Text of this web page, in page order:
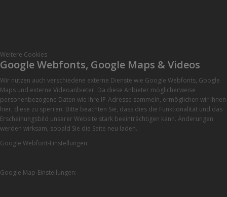
Weitere Cookies
Google Webfonts, Google Maps & Videos
Wir nutzen auch verschiedene externe Dienste wie Google Webfonts, Google
Maps und externe Videoanbieter. Da diese Anbieter möglicherweise
personenbezogene Daten wie Ihre IP-Adresse sammeln, ermöglichen wir Ihnen
hier, diese zu sperren. Bitte beachten Sie, dass dies die Funktionalität und das
Erscheinungsbild unserer Website stark beeinträchtigen kann. Änderungen
werden wirksam, sobald Sie die Seite neu laden.
Google Webfont-Einstellungen:
Google Map-Einstellungen: